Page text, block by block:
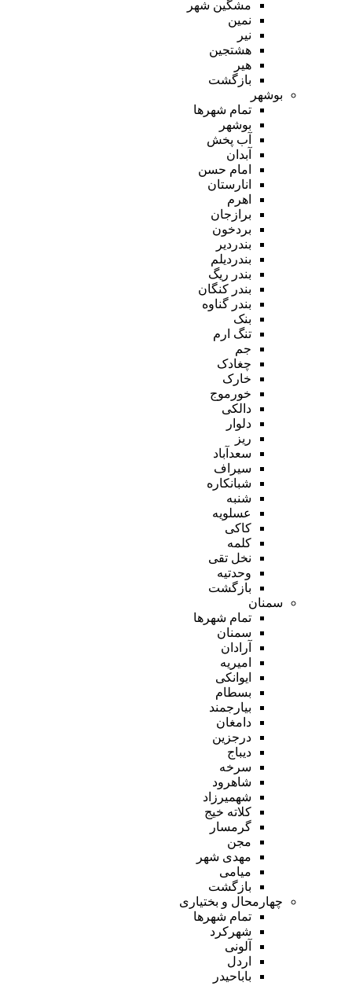
مشگین شهر
نمین
نیر
هشتجین
هیر
بازگشت
بوشهر
تمام شهر‌ها
بوشهر
آب پخش
آبدان
امام حسن
انارستان
اهرم
برازجان
بردخون
بندردیر
بندردیلم
بندر ریگ
بندر کنگان
بندر گناوه
بنک
تنگ ارم
جم
چغادک
خارک
خورموج
دالکی
دلوار
ریز
سعدآباد
سیراف
شبانکاره
شنبه
عسلویه
کاکی
کلمه
نخل تقی
وحدتیه
بازگشت
سمنان
تمام شهر‌ها
سمنان
آرادان
امیریه
ایوانکی
بسطام
بیارجمند
دامغان
درجزین
دیباج
سرخه
شاهرود
شهمیرزاد
کلاته خیج
گرمسار
مجن
مهدی شهر
میامی
بازگشت
چهارمحال و بختیاری
تمام شهر‌ها
شهرکرد
آلونی
اردل
باباحیدر